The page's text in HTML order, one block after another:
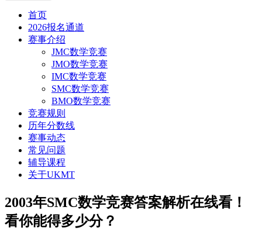
首页
2026报名通道
赛事介绍
JMC数学竞赛
JMO数学竞赛
IMC数学竞赛
SMC数学竞赛
BMO数学竞赛
竞赛规则
历年分数线
赛事动态
常见问题
辅导课程
关于UKMT
2003年SMC数学竞赛答案解析在线看！
看你能得多少分？